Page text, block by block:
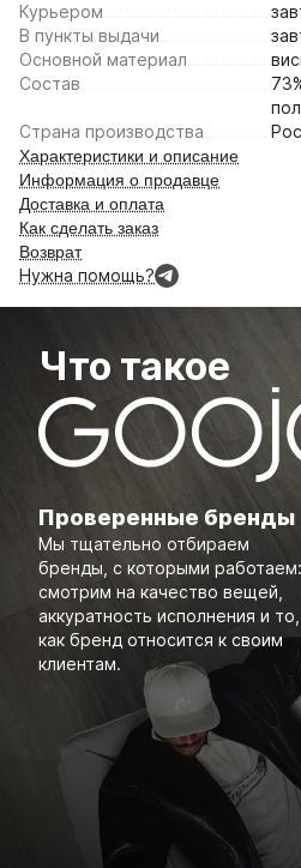
Курьером
В пункты выдачи
Основной материал
Состав
Страна производства
Характеристики и описание
Информация о продавце
Доставка и оплата
Как сделать заказ
Возврат
Нужна помощь?
Что такое
Проверенные бренды
Мы тщательно отбираем
бренды, с которыми работаем:
смотрим на качество вещей,
аккуратность исполнения и то,
как бренд относится к своим
клиентам.